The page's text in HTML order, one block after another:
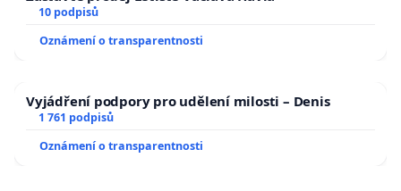
10 podpisů
Oznámení o transparentnosti
Vyjádření podpory pro udělení milosti – Denis
1 761 podpisů
Oznámení o transparentnosti